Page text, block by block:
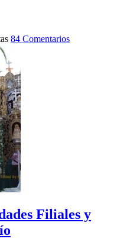
84 Comentarios
Filiales y